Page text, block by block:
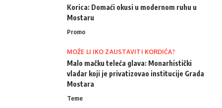
Korica: Domaći okusi u modernom ruhu u
Mostaru
Promo
MOŽE LI IKO ZAUSTAVITI KORDIĆA?
Malo mačku teleća glava: Monarhistički
vladar koji je privatizovao institucije Grada
Mostara
Teme